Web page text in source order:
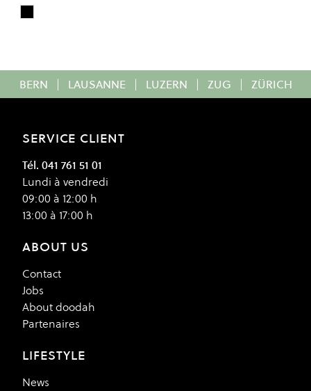
Colour
Black
BERN | LAUSANNE | LUZERN | ZUG | ZÜRICH
SERVICE CLIENT
Tél. 041 761 51 01
Lundi à vendredi
09:00 à 12:00 h
13:00 à 17:00 h
ABOUT US
Contact
Jobs
About doodah
Partenaires
LIFESTYLE
News